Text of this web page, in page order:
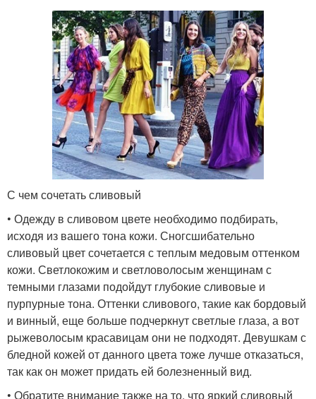
С чем сочетать сливовый
• Одежду в сливовом цвете необходимо подбирать,
исходя из вашего тона кожи. Сногсшибательно
сливовый цвет сочетается с теплым медовым оттенком
кожи. Светлокожим и светловолосым женщинам с
темными глазами подойдут глубокие сливовые и
пурпурные тона. Оттенки сливового, такие как бордовый
и винный, еще больше подчеркнут светлые глаза, а вот
рыжеволосым красавицам они не подходят. Девушкам с
бледной кожей от данного цвета тоже лучше отказаться,
так как он может придать ей болезненный вид.
• Обратите внимание также на то, что яркий сливовый